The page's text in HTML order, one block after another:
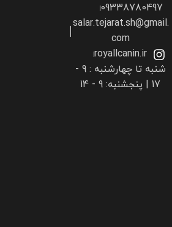
09338780497
salar.tejarat.sh@gmail.
com
royallcanin.ir
شنبه تا چهارشنبه : 9 -
17 | پنجشنبه: 9 - 14